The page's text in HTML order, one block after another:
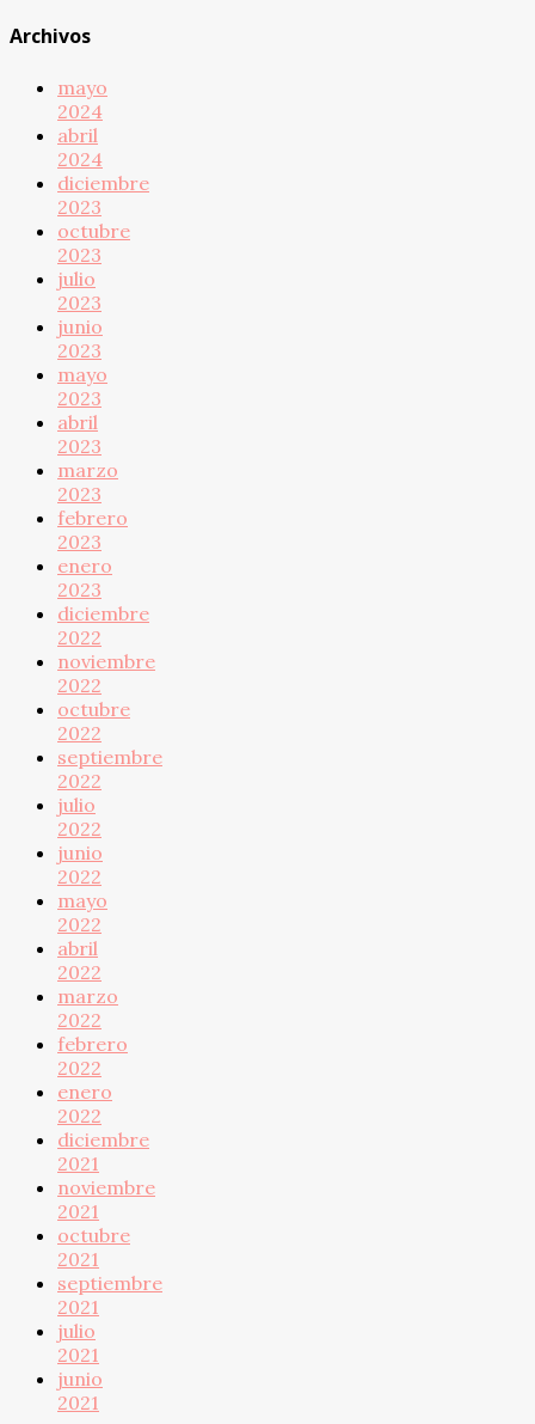
Archivos
mayo
2024
abril
2024
diciembre
2023
octubre
2023
julio
2023
junio
2023
mayo
2023
abril
2023
marzo
2023
febrero
2023
enero
2023
diciembre
2022
noviembre
2022
octubre
2022
septiembre
2022
julio
2022
junio
2022
mayo
2022
abril
2022
marzo
2022
febrero
2022
enero
2022
diciembre
2021
noviembre
2021
octubre
2021
septiembre
2021
julio
2021
junio
2021